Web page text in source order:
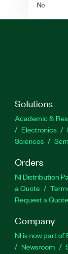
No
Solutions
Academic &
Electronics
Sciences
Orders
NI Distribution
a Quote
Request a Quote
Company
NI is now part of
Newsroom